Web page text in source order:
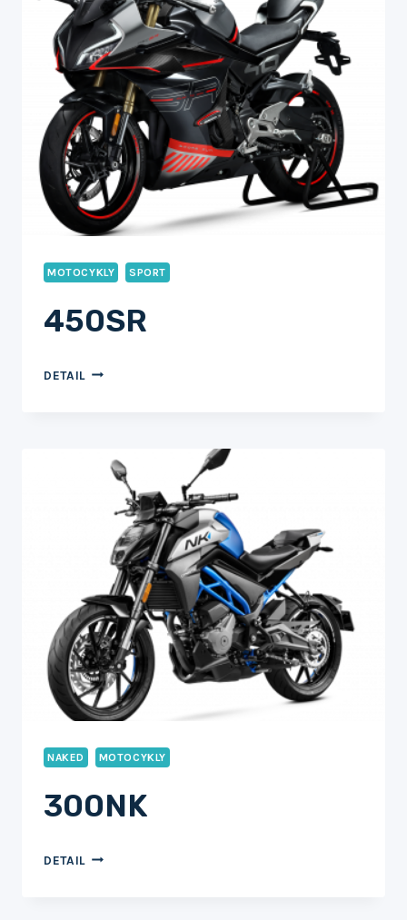
MOTOCYKLY SPORT
450SR
DETAIL 450SR
NAKED MOTOCYKLY
300NK
DETAIL 300NK